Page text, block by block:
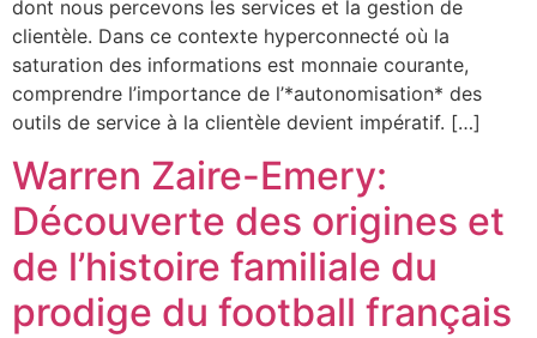
dont nous percevons les services et la gestion de
clientèle. Dans ce contexte hyperconnecté où la
saturation des informations est monnaie courante,
comprendre l’importance de l’*autonomisation* des
outils de service à la clientèle devient impératif. […]
Warren Zaire-Emery:
Découverte des origines et
de l’histoire familiale du
prodige du football français